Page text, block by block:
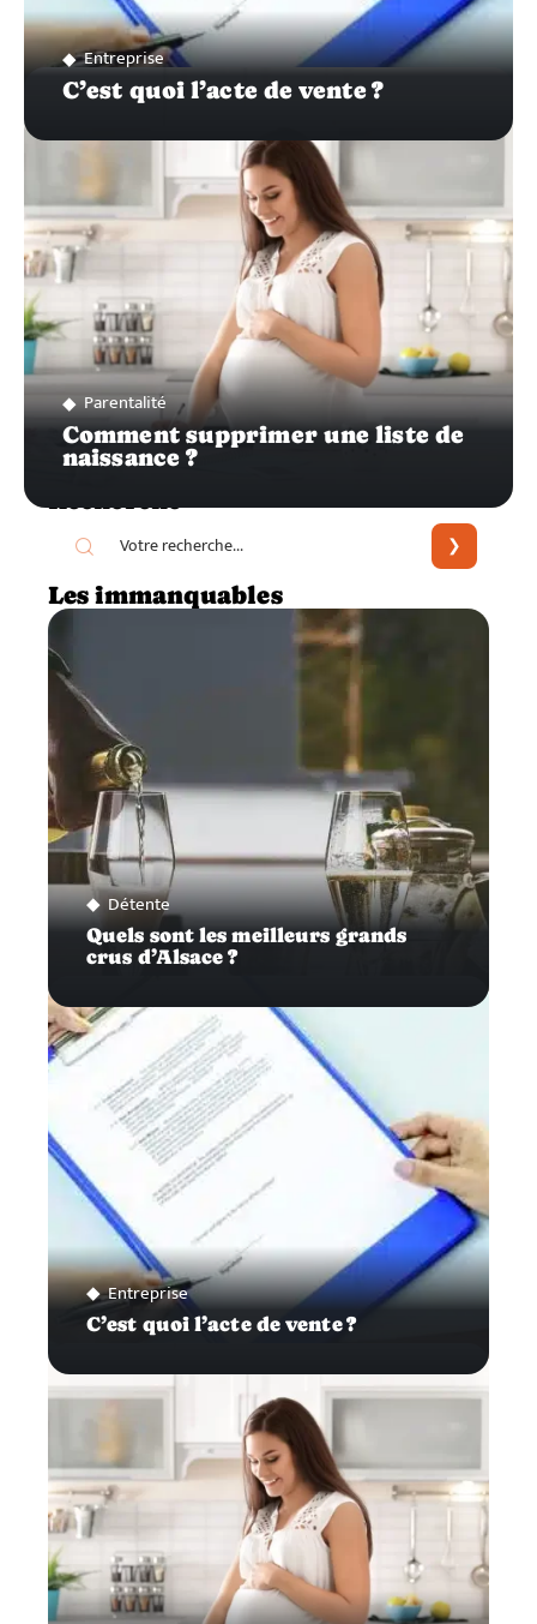
Entreprise
C’est quoi l’acte de vente ?
Parentalité
Comment supprimer une liste de
naissance ?
Recherche
Les immanquables
Détente
Quels sont les meilleurs grands
crus d’Alsace ?
Entreprise
C’est quoi l’acte de vente ?